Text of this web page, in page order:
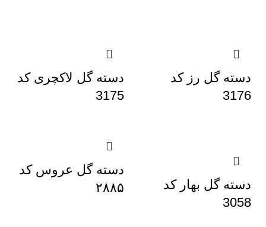
دسته گل رز کد
3176
دسته گل لاکچری کد
3175
دسته گل بهار کد
3058
دسته گل عروس کد
۲۸۸۵